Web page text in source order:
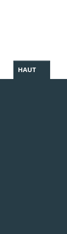
Facebook
profil Twitter
par WhatsApp
HAUT